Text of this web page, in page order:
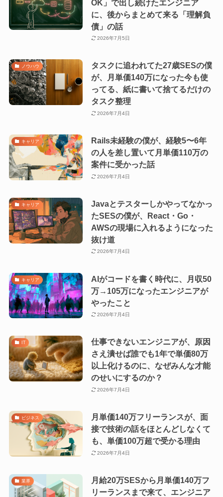
OK」で出し続けたエンジニア
に、後からまとめて来る「理解負
債」の話
2026年7月5日
ノウハウ
タスクに追われてた27歳SESの僕
が、月単価140万になった今も使
ってる、紙に書いて捨てるだけの
タスク整理
2026年7月4日
キャリア
Rails未経験の僕が、経験5〜6年
の人を差し置いて月単価110万の
案件に受かった話
2026年7月4日
キャリア
Javaとテスターしかやってなかっ
たSESの僕が、React・Go・
AWSの現場に入れるようになった
抜け道
2026年7月4日
キャリア
AIがコードを書く時代に、月収50
万→105万になったエンジニアが
やったこと
2026年7月4日
IT
仕事できないエンジニアが、原因
さえ潰せば誰でも1年で単価80万
以上化けるのに、なぜみんな才能
のせいにするのか？
2026年7月4日
ビジネス
月単価140万フリーランスが、面
接で技術の話をほとんどしなくて
も、単価100万超で受かる理由
2026年7月4日
業界
月給20万SESから月単価140万フ
リーランスまで来て、エンジニア